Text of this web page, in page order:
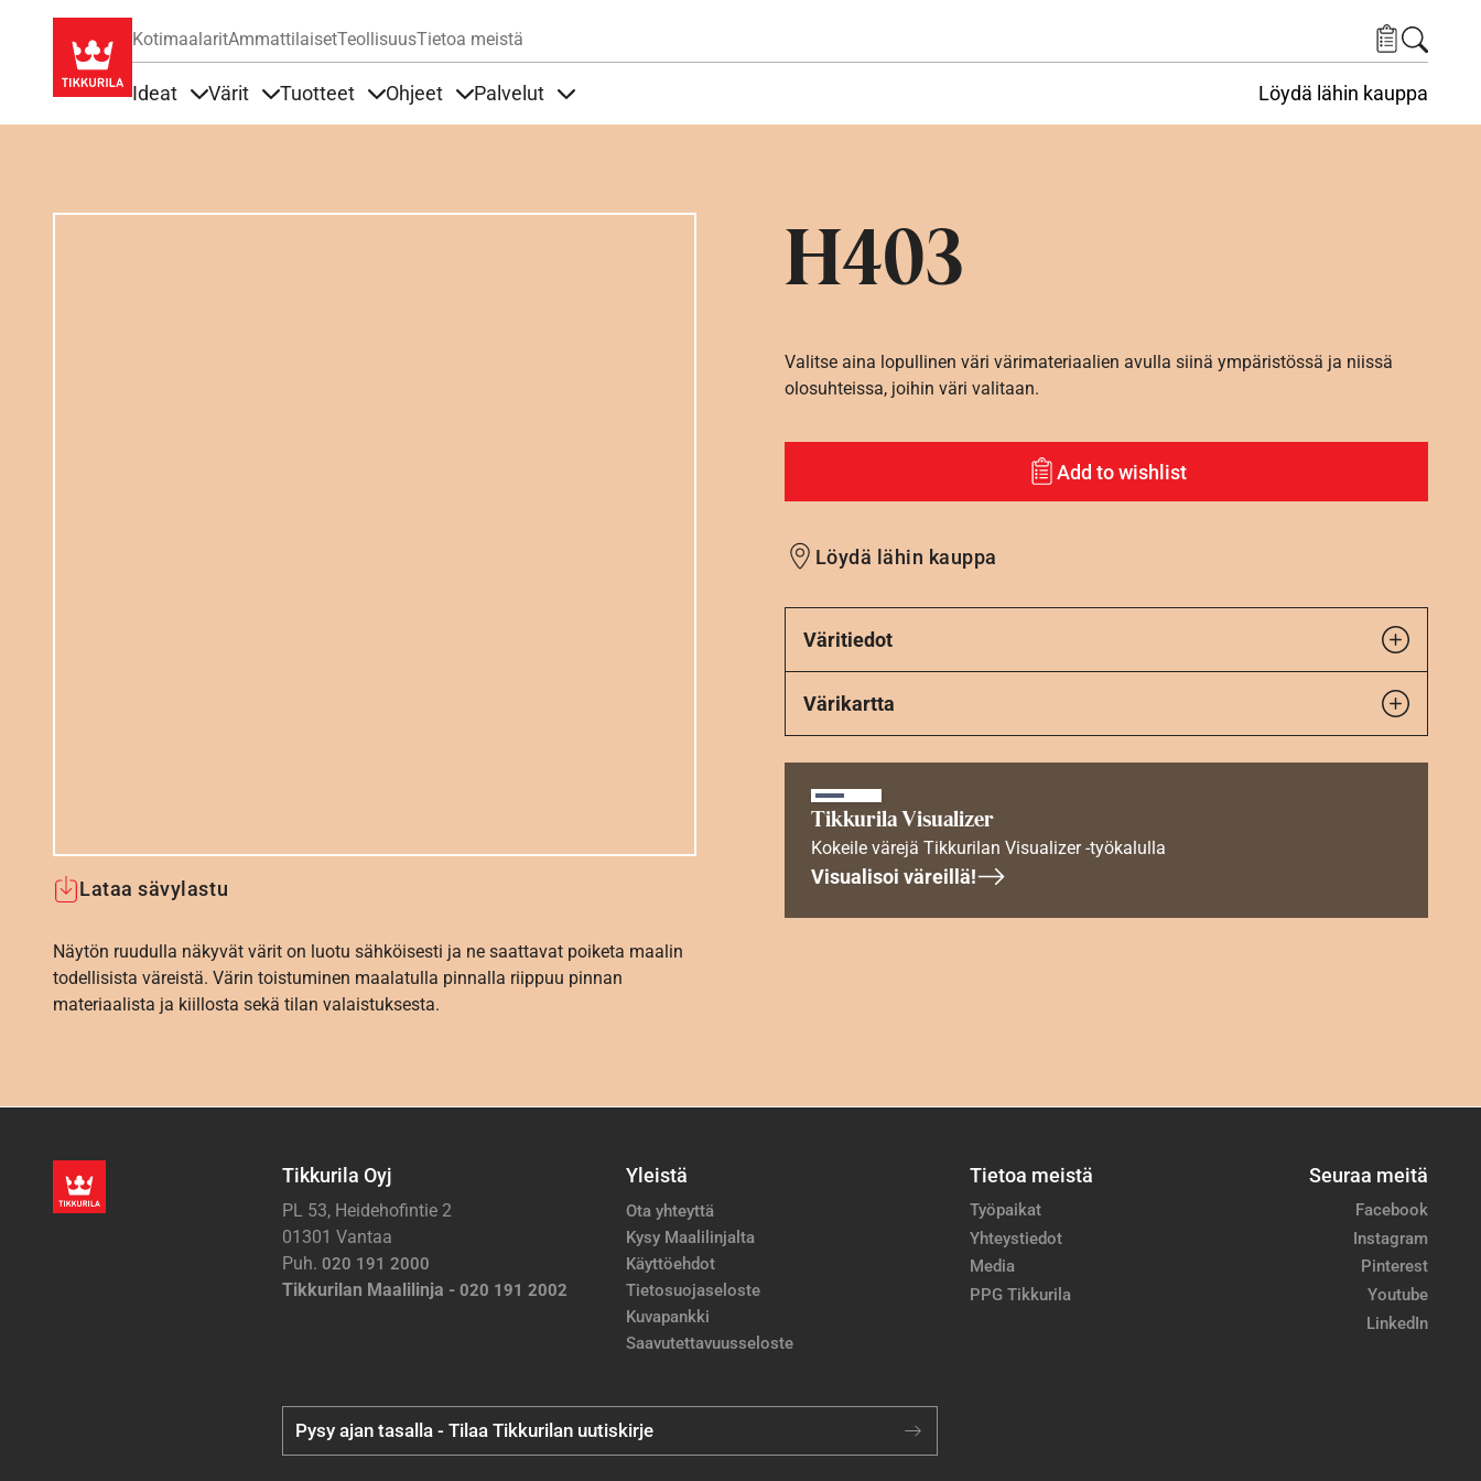
KotimaalaritAmmattilaisetTeollisuusTietoa meistä
Ideat Värit Tuotteet Ohjeet Palvelut Löydä lähin kauppa
H403
Lataa sävylastu
Näytön ruudulla näkyvät värit on luotu sähköisesti ja ne saattavat poiketa maalin
todellisista väreistä. Värin toistuminen maalatulla pinnalla riippuu pinnan
materiaalista ja kiillosta sekä tilan valaistuksesta.
Valitse aina lopullinen väri värimateriaalien avulla siinä ympäristössä ja niissä
olosuhteissa, joihin väri valitaan.
Add to wishlist
Löydä lähin kauppa
Väritiedot
Värikartta
Tikkurila Visualizer
Kokeile värejä Tikkurilan Visualizer -työkalulla
Visualisoi väreillä!
Tikkurila Oyj
PL 53, Heidehofintie 2
01301 Vantaa
Puh. 020 191 2000
Tikkurilan Maalilinja - 020 191 2002
Yleistä
Ota yhteyttä
Kysy Maalilinjalta
Käyttöehdot
Tietosuojaseloste
Kuvapankki
Saavutettavuusseloste
Tietoa meistä
Työpaikat
Yhteystiedot
Media
PPG Tikkurila
Seuraa meitä
Facebook
Instagram
Pinterest
Youtube
LinkedIn
Pysy ajan tasalla - Tilaa Tikkurilan uutiskirje